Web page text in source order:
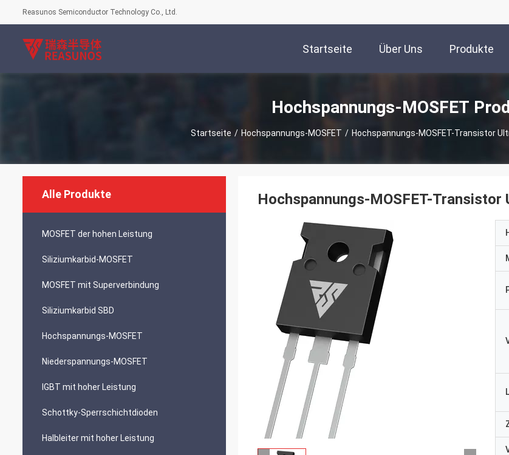
Reasunos Semiconductor Technology Co., Ltd.
Startseite Über Uns Produkte
Hochspannungs-MOSFET
Startseite / Hochspannungs-MOSFET / Hochspannungs-MOSFET-Transistor
Alle Produkte
MOSFET der hohen Leistung
Siliziumkarbid-MOSFET
MOSFET mit Superverbindung
Siliziumkarbid SBD
Hochspannungs-MOSFET
Niederspannungs-MOSFET
IGBT mit hoher Leistung
Schottky-Sperrschichtdioden
Halbleiter mit hoher Leistung
Hochspannungs-MOSFET-